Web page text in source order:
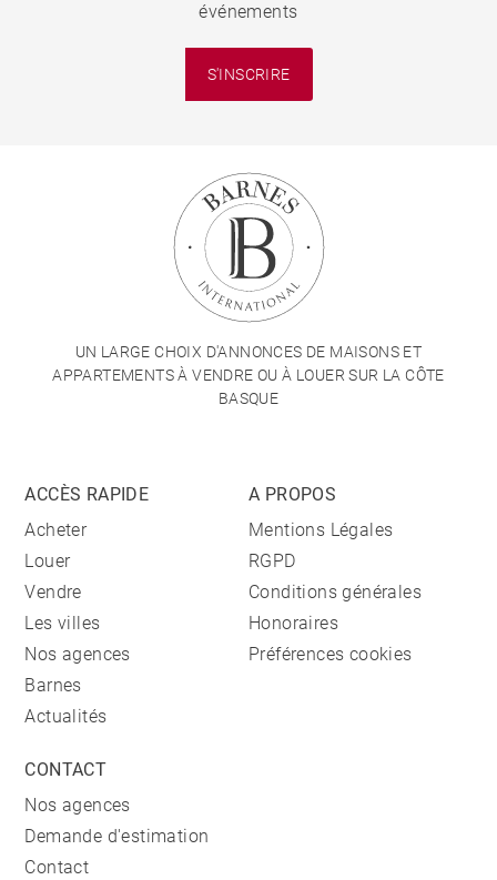
événements
S'INSCRIRE
UN LARGE CHOIX D'ANNONCES DE MAISONS ET
APPARTEMENTS À VENDRE OU À LOUER SUR LA CÔTE
BASQUE
ACCÈS RAPIDE
Acheter
Louer
Vendre
Les villes
Nos agences
Barnes
Actualités
A PROPOS
Mentions Légales
RGPD
Conditions générales
Honoraires
Préférences cookies
CONTACT
Nos agences
Demande d'estimation
Contact